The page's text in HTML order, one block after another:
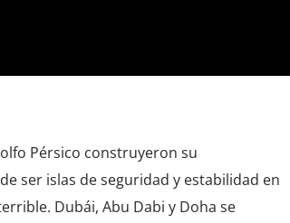
Pérsico construyeron su
ser islas de seguridad y estabilidad en
Dubái, Abu Dabi y Doha se